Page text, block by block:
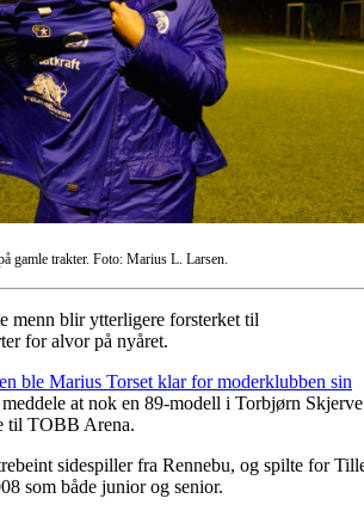
gamle trakter. Foto: Marius L. Larsen.
menn blir ytterligere forsterket til
for alvor på nyåret.
ble Marius Torset klar for moderklubben sin
at nok en 89-modell i Torbjørn Skjerve
til TOBB Arena.
sidespiller fra Rennebu, og spilte for
som både junior og senior.